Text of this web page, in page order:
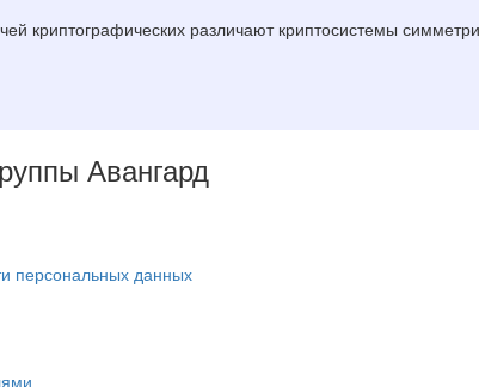
криптографических различают криптосистемы
Авангард
персональных данных